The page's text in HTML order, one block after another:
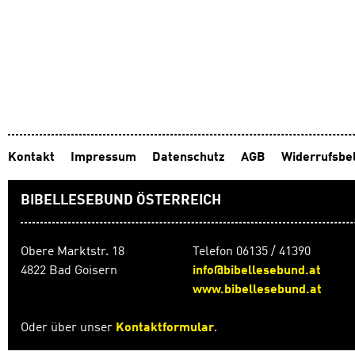
Kontakt Impressum Datenschutz AGB
BIBELLESEBUND ÖSTERREICH
Obere Marktstr. 18
4822 Bad Goisern
Telefon 06135 / 41390
info@bibellesebund.at
www.bibellesebund.at
Oder über unser Kontaktformular.